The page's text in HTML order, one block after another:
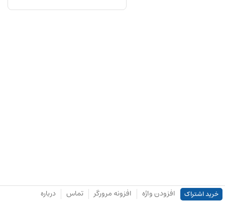
خرید اشتراک افزودن واژه افزونه مرورگر تماس درباره